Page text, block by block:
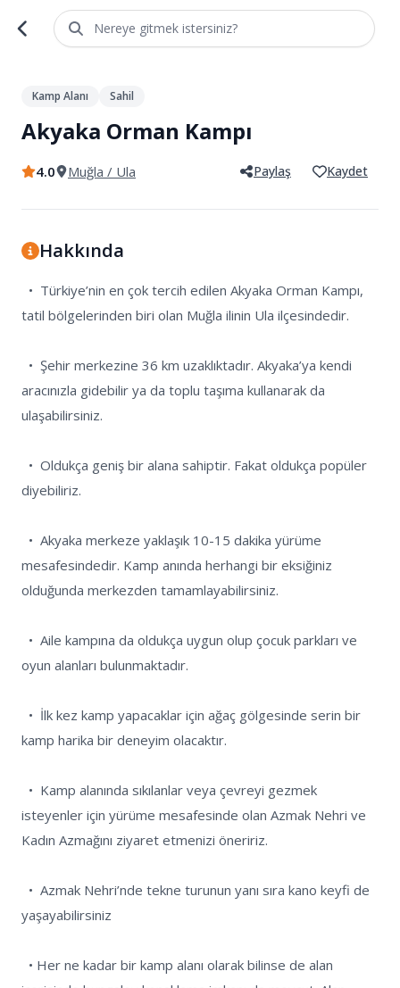
Nereye gitmek istersiniz?
/6
Kamp Alanı Sahil
Akyaka Orman Kampı
4.0 Muğla / Ula Paylaş Kaydet
Hakkında
tatil bölgelerinden biri olan Muğla ilinin Ula ilçesindedir.
aracınızla gidebilir ya da toplu taşıma kullanarak da
ulaşabilirsiniz.
diyebiliriz.
mesafesindedir. Kamp anında herhangi bir eksiğiniz
olduğunda merkezden tamamlayabilirsiniz.
oyun alanları bulunmaktadır.
kamp harika bir deneyim olacaktır.
isteyenler için yürüme mesafesinde olan Azmak Nehri ve
Kadın Azmağını ziyaret etmenizi öneririz.
yaşayabilirsiniz